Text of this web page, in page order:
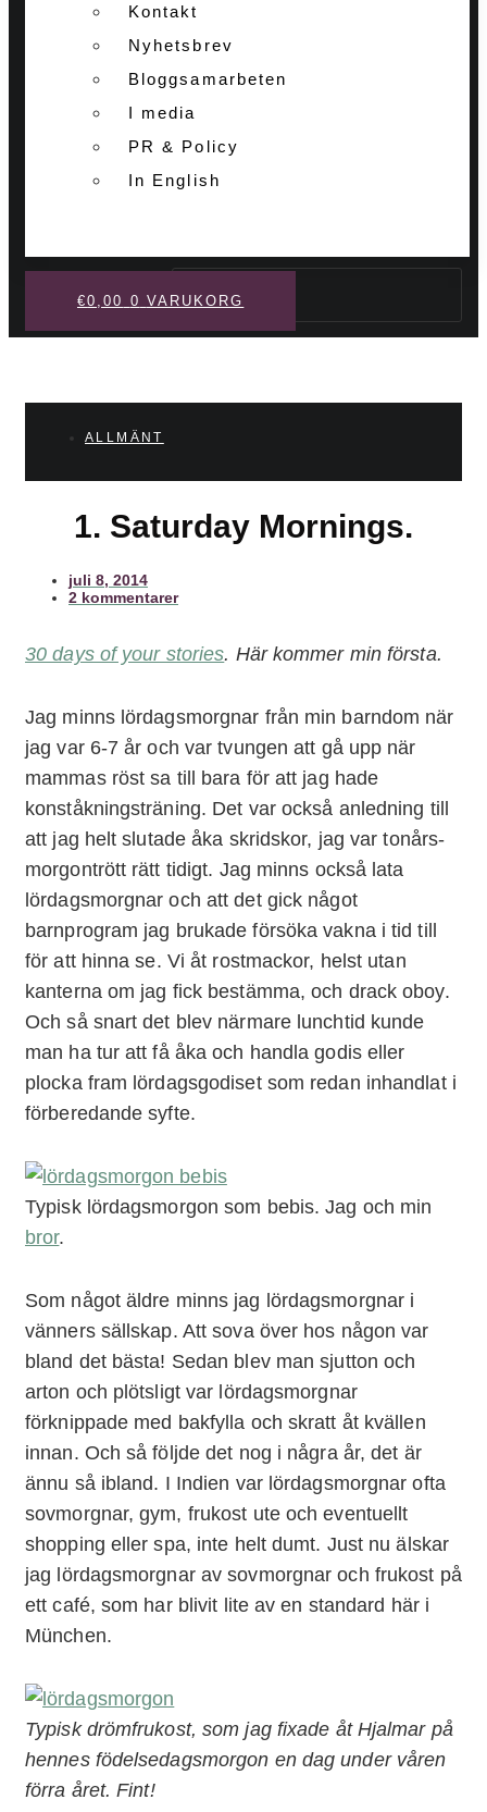
Kontakt
Nyhetsbrev
Bloggsamarbeten
I media
PR & Policy
In English
Sök
€0,00 0 VARUKORG
ALLMÄNT
1. Saturday Mornings.
juli 8, 2014
2 kommentarer
30 days of your stories. Här kommer min första.
Jag minns lördagsmorgnar från min barndom när
jag var 6-7 år och var tvungen att gå upp när
mammas röst sa till bara för att jag hade
konståkningsträning. Det var också anledning till
att jag helt slutade åka skridskor, jag var tonårs-
morgontrött rätt tidigt. Jag minns också lata
lördagsmorgnar och att det gick något
barnprogram jag brukade försöka vakna i tid till
för att hinna se. Vi åt rostmackor, helst utan
kanterna om jag fick bestämma, och drack oboy.
Och så snart det blev närmare lunchtid kunde
man ha tur att få åka och handla godis eller
plocka fram lördagsgodiset som redan inhandlat i
förberedande syfte.
Typisk lördagsmorgon som bebis. Jag och min
bror.
Som något äldre minns jag lördagsmorgnar i
vänners sällskap. Att sova över hos någon var
bland det bästa! Sedan blev man sjutton och
arton och plötsligt var lördagsmorgnar
förknippade med bakfylla och skratt åt kvällen
innan. Och så följde det nog i några år, det är
ännu så ibland. I Indien var lördagsmorgnar ofta
sovmorgnar, gym, frukost ute och eventuellt
shopping eller spa, inte helt dumt. Just nu älskar
jag lördagsmorgnar av sovmorgnar och frukost på
ett café, som har blivit lite av en standard här i
München.
Typisk drömfrukost, som jag fixade åt Hjalmar på
hennes födelsedagsmorgon en dag under våren
förra året. Fint!